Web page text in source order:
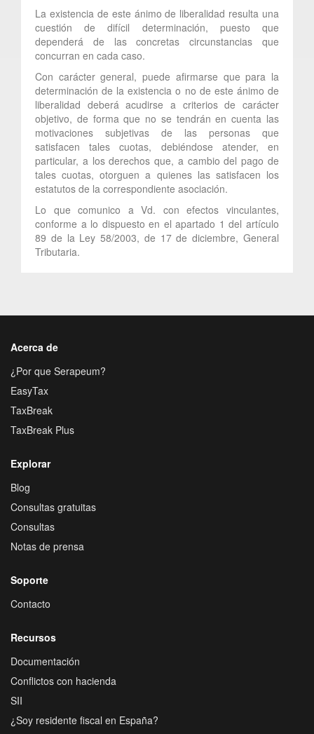
La existencia de este ánimo de liberalidad resulta una
cuestión de difícil determinación, puesto que
dependerá de las concretas circunstancias que
concurran en cada caso.
Con carácter general, puede afirmarse que para la
determinación de la existencia o no de este ánimo de
liberalidad deberá acudirse a criterios de carácter
objetivo, de forma que no se tendrán en cuenta las
motivaciones subjetivas de las personas que
satisfacen tales cuotas, debiéndose atender, en
particular, a los derechos que, a cambio del pago de
tales cuotas, otorguen a quienes las satisfacen los
estatutos de la correspondiente asociación.
Lo que comunico a Vd. con efectos vinculantes,
conforme a lo dispuesto en el apartado 1 del artículo
89 de la Ley 58/2003, de 17 de diciembre, General
Tributaria.
Acerca de
¿Por que Serapeum?
EasyTax
TaxBreak
TaxBreak Plus
Explorar
Blog
Consultas gratuitas
Consultas
Notas de prensa
Soporte
Contacto
Recursos
Documentación
Conflictos con hacienda
SII
¿Soy residente fiscal en España?